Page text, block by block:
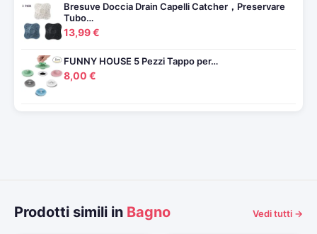
Bresuve Doccia Drain Capelli Catcher，Preservare
Tubo…
13,99 €
FUNNY HOUSE 5 Pezzi Tappo per…
8,00 €
Prodotti simili in Bagno Vedi tutti →